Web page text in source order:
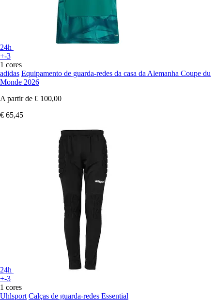
24h
+-3
1 cores
adidas Equipamento de guarda-redes da casa da Alemanha Coupe du
Monde 2026
A partir de € 100,00
€ 65,45
24h
+-3
1 cores
Uhlsport Calças de guarda-redes Essential